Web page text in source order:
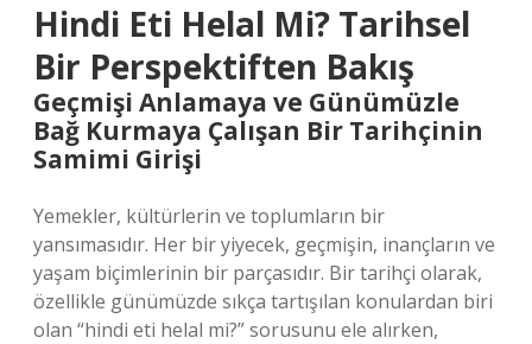
Hindi Eti Helal Mi? Tarihsel
Bir Perspektiften Bakış
Geçmişi Anlamaya ve Günümüzle
Bağ Kurmaya Çalışan Bir Tarihçinin
Samimi Girişi
Yemekler, kültürlerin ve toplumların bir
yansımasıdır. Her bir yiyecek, geçmişin, inançların ve
yaşam biçimlerinin bir parçasıdır. Bir tarihçi olarak,
özellikle günümüzde sıkça tartışılan konulardan biri
olan “hindi eti helal mi?” sorusunu ele alırken,